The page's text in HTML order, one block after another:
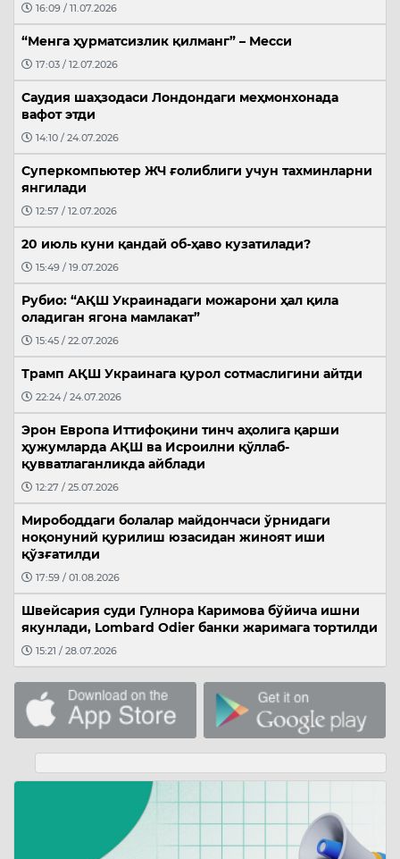
16:09 / 11.07.2026
“Менга ҳурматсизлик қилманг” – Месси
17:03 / 12.07.2026
Саудия шаҳзодаси Лондондаги меҳмонхонада
вафот этди
14:10 / 24.07.2026
Суперкомпьютер ЖЧ ғолиблиги учун тахминларни
янгилади
12:57 / 12.07.2026
20 июль куни қандай об-ҳаво кузатилади?
15:49 / 19.07.2026
Рубио: “АҚШ Украинадаги можарони ҳал қила
оладиган ягона мамлакат”
15:45 / 22.07.2026
Трамп АҚШ Украинага қурол сотмаслигини айтди
22:24 / 24.07.2026
Эрон Европа Иттифоқини тинч аҳолига қарши
ҳужумларда АҚШ ва Исроилни қўллаб-
қувватлаганликда айблади
12:27 / 25.07.2026
Мирободдаги болалар майдончаси ўрнидаги
ноқонуний қурилиш юзасидан жиноят иши
қўзғатилди
17:59 / 01.08.2026
Швейсария суди Гулнора Каримова бўйича ишни
якунлади, Lombard Odier банки жаримага тортилди
15:21 / 28.07.2026